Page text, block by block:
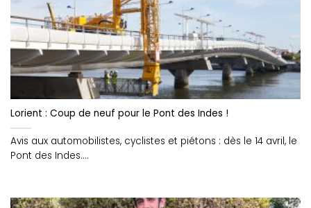
Lorient : Coup de neuf pour le Pont des Indes !
Avis aux automobilistes, cyclistes et piétons : dès le 14 avril, le
Pont des Indes....